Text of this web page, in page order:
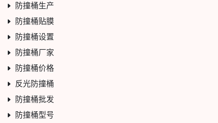
防撞桶生产
防撞桶贴膜
防撞桶设置
防撞桶厂家
防撞桶价格
反光防撞桶
防撞桶批发
防撞桶型号